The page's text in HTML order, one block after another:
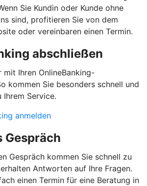
Sie Kundin oder Kunde ohne
sind, profitieren Sie von dem
oder vereinbaren einen Termin.
abschließen
mit Ihren OnlineBanking-
kommen Sie besonders schnell und
Ihrem Service.
anmelden
Gespräch
Gespräch kommen Sie schnell zu
Antworten auf Ihre Fragen.
einen Termin für eine Beratung in